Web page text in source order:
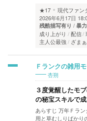
★17
現代ファン
2026年6月17日
残酷描写有り 暴
成り上がり 配信
主人公最強
ざま
Ｆランクの雑用
杏朔
３度覚醒したモ
の秘宝スキルで
あらすじ 万年Ｆラ
用と草むしりばかり